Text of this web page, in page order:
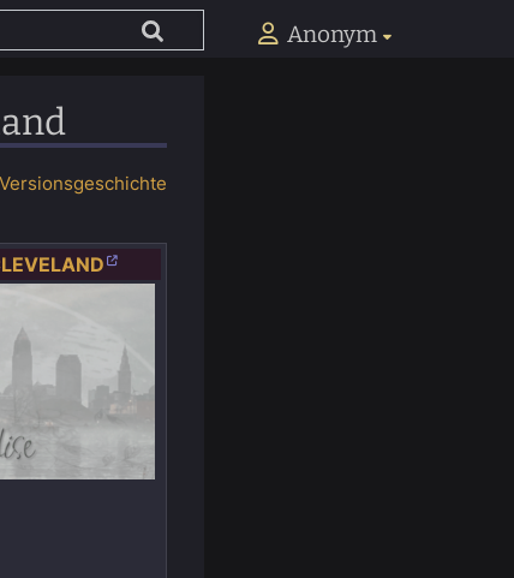
Anonym
Versionsgeschichte